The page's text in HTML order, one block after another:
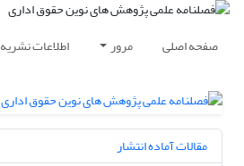
صفحه اصلی مرور اطلاعات نشریه
مقالات آماده انتشار